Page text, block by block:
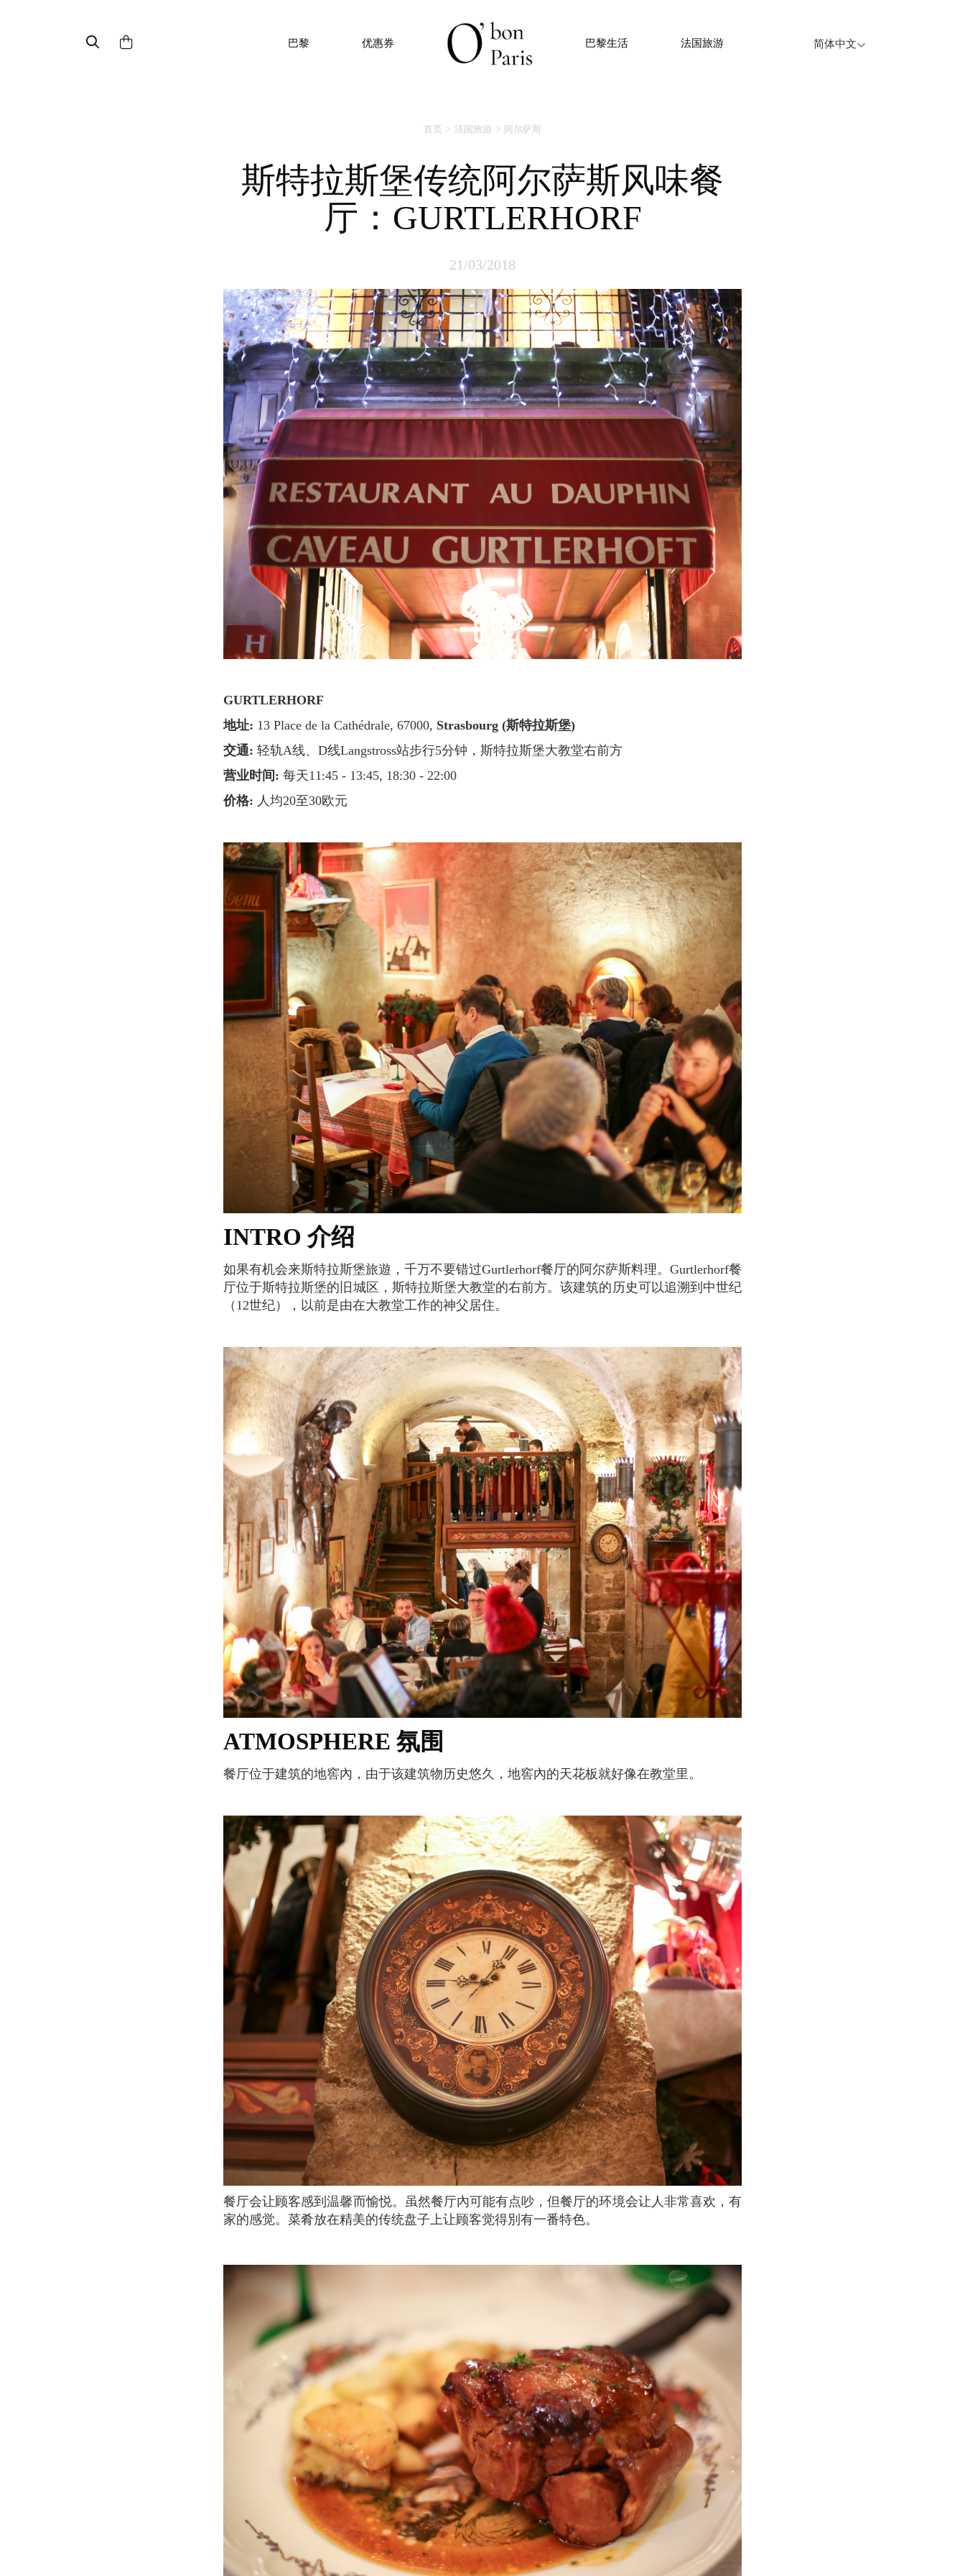
巴黎 优惠券 巴黎生活 法国旅游 简体中文
首页 法国旅游 阿尔萨斯
斯特拉斯堡传统阿尔萨斯风味餐
厅：GURTLERHORF
21/03/2018
GURTLERHORF
地址: 13 Place de la Cathédrale, 67000, Strasbourg (斯特拉斯堡)
交通: 轻轨A线、D线Langstross站步行5分钟，斯特拉斯堡大教堂右前方
营业时间: 每天11:45 - 13:45, 18:30 - 22:00
价格: 人均20至30欧元
INTRO 介绍
如果有机会来斯特拉斯堡旅遊，千万不要错过Gurtlerhorf餐厅的阿尔萨斯料理。Gurtlerhorf餐
厅位于斯特拉斯堡的旧城区，斯特拉斯堡大教堂的右前方。该建筑的历史可以追溯到中世纪
（12世纪），以前是由在大教堂工作的神父居住。
ATMOSPHERE 氛围
餐厅位于建筑的地窖內，由于该建筑物历史悠久，地窖內的天花板就好像在教堂里。
餐厅会让顾客感到温馨而愉悦。虽然餐厅內可能有点吵，但餐厅的环境会让人非常喜欢，有
家的感觉。菜肴放在精美的传统盘子上让顾客觉得別有一番特色。